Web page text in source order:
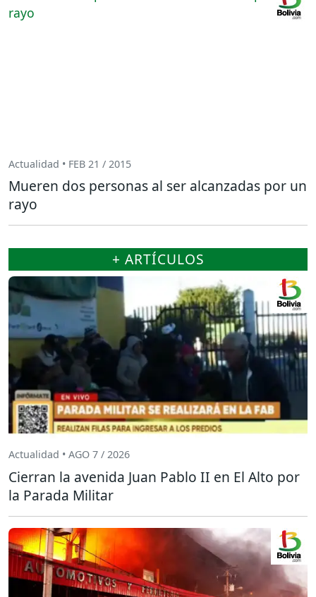
Actualidad • FEB 21 / 2015
Mueren dos personas al ser alcanzadas por un
rayo
+ ARTÍCULOS
Actualidad • AGO 7 / 2026
Cierran la avenida Juan Pablo II en El Alto por
la Parada Militar